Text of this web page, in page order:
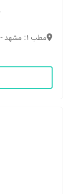
مطب 1: مشهد - خیابان چمران - خیابان گلستان غربی - پلاک 62